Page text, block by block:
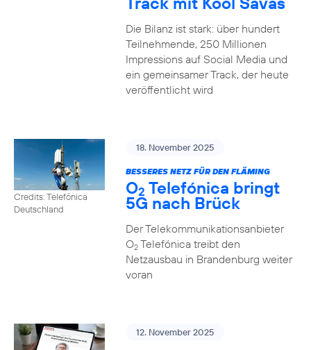
Die Bilanz ist stark: über hundert
Teilnehmende, 250 Millionen
Impressions auf Social Media und
ein gemeinsamer Track, der heute
veröffentlicht wird
Credits: Telefónica
Deutschland
18. November 2025
BESSERES NETZ FÜR DEN FLÄMING
O2 Telefónica bringt
5G nach Brück
Der Telekommunikationsanbieter
O2Telefónica treibt den
Netzausbau in Brandenburg weiter
voran
12. November 2025